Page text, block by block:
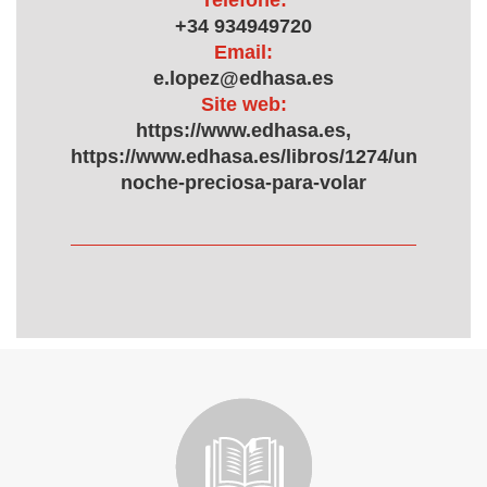
+34 934949720
Email:
e.lopez@edhasa.es
Site web:
https://www.edhasa.es,
https://www.edhasa.es/libros/1274/una-
noche-preciosa-para-volar